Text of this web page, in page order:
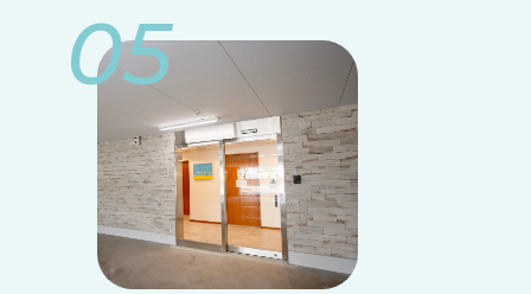
トップページ
当院について
●
●
-
●
-
05